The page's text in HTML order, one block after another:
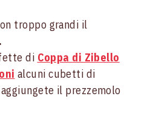
troppo grandi il
di Coppa di Zibello
alcuni cubetti di
il prezzemolo